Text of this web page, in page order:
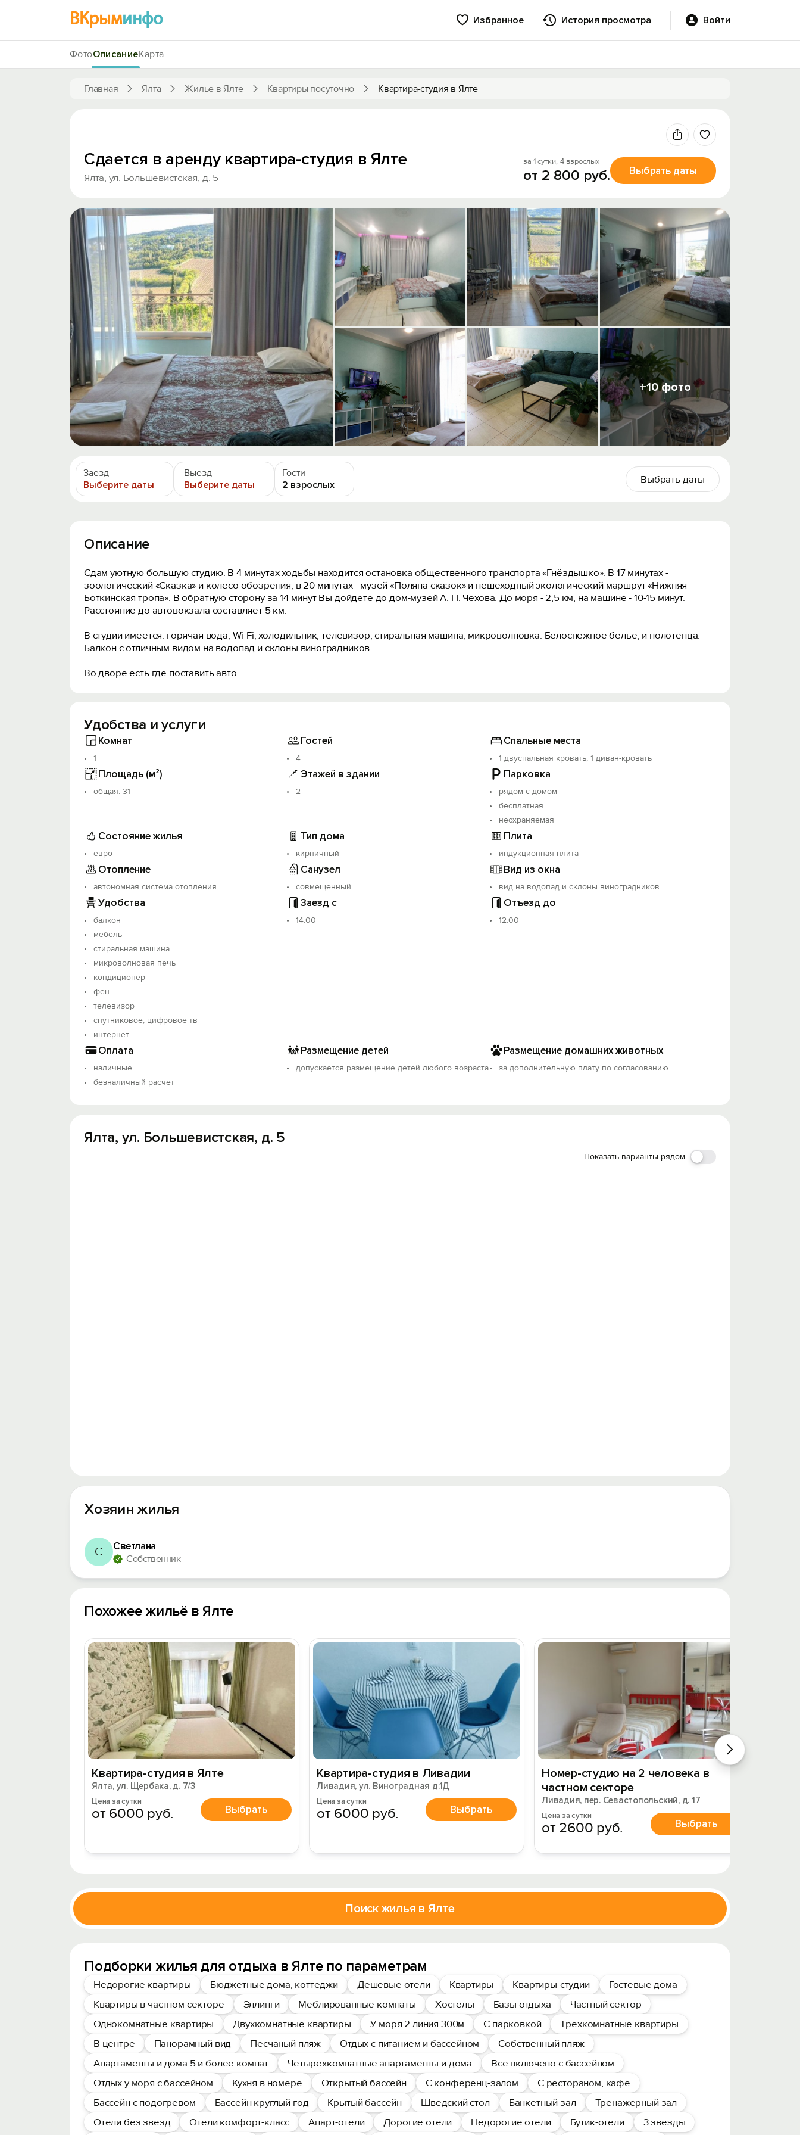
ВКрыминфо Избранное История просмотра Войти
Главная Ялта Жильё в Ялте Квартиры посуточно Квартира-студия в Ялте
ФотоОписаниеКарта
+10 фото
Сдается в аренду квартира-студия в Ялте
Ялта, ул. Большевистская, д. 5
за 1 сутки, 4 взрослых
от 2 800 руб. Выбрать даты
Заезд
Выберите даты
Выезд
Выберите даты
Гости
2 взрослых
Выбрать даты
Описание
Сдам уютную большую студию. В 4 минутах ходьбы находится остановка общественного транспорта «Гнёздышко». В 17 минутах -
зоологический «Сказка» и колесо обозрения, в 20 минутах - музей «Поляна сказок» и пешеходный экологический маршрут «Нижняя
Боткинская тропа». В обратную сторону за 14 минут Вы дойдёте до дом-музей А. П. Чехова. До моря - 2,5 км, на машине - 10-15 минут.
Расстояние до автовокзала составляет 5 км.
В студии имеется: горячая вода, Wi-Fi, холодильник, телевизор, стиральная машина, микроволновка. Белоснежное белье, и полотенца.
Балкон с отличным видом на водопад и склоны виноградников.
Во дворе есть где поставить авто.
Удобства и услуги
Комнат
1
Гостей
4
Спальные места
1 двуспальная кровать, 1 диван-кровать
Площадь (м²)
oбщая: 31
Этажей в здании
2
Парковка
рядом с домом
бесплатная
неохраняемая
Состояние жилья
евро
Тип дома
кирпичный
Плита
индукционная плита
Отопление
автономная система отопления
Санузел
совмещенный
Вид из окна
вид на водопад и склоны виноградников
Удобства
балкон
мебель
стиральная машина
микроволновая печь
кондиционер
фен
телевизор
спутниковое, цифровое тв
интернет
Заезд с
14:00
Отъезд до
12:00
Оплата
наличные
безналичный расчет
Размещение детей
допускается размещение детей любого возраста
Размещение домашних животных
за дополнительную плату по согласованию
Ялта, ул. Большевистская, д. 5
Показать варианты рядом
Хозяин жилья
С Светлана
Собственник
Похожее жильё в Ялте
Квартира-студия в Ялте
Ялта, ул. Щербака, д. 7/3
Цена за сутки
от 6000 руб. Выбрать
Квартира-студия в Ливадии
Ливадия, ул. Виноградная д.1Д
Цена за сутки
от 6000 руб. Выбрать
Номер-студио на 2 человека в
частном секторе
Ливадия, пер. Севастопольский, д. 17
Цена за сутки
от 2600 руб. Выбрать
Поиск жилья в Ялте
Подборки жилья для отдыха в Ялте по параметрам
Недорогие квартиры Бюджетные дома, коттеджи Дешевые отели Квартиры Квартиры-студии
Гостевые дома
Квартиры в частном секторе
Эллинги Меблированные комнаты Хостелы Базы отдыха
Частный сектор
Однокомнатные квартиры
Двухкомнатные квартиры У моря 2 линия 300м С парковкой
Трехкомнатные квартиры
В центре
Панорамный вид Песчаный пляж Отдых с питанием и бассейном
Собственный пляж
Апартаменты и дома 5 и более комнат
Четырехкомнатные апартаменты и дома
Все включено с бассейном
Отдых у моря с бассейном
Кухня в номере Открытый бассейн С конференц-залом
С рестораном, кафе
Бассейн с подогревом
Бассейн круглый год Крытый бассейн Шведский стол Банкетный зал
Тренажерный зал
Отели без звезд
Отели комфорт-класс Апарт-отели Дорогие отели Недорогие отели Бутик-отели 3 звезды